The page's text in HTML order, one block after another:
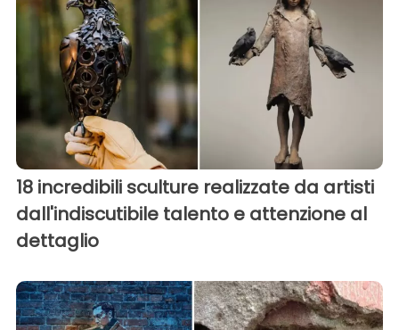
18 incredibili sculture realizzate da artisti
dall'indiscutibile talento e attenzione al
dettaglio